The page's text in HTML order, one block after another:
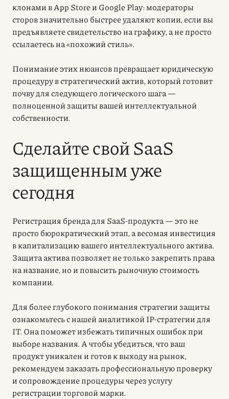
клонами в App Store и Google Play: модераторы
сторов значительно быстрее удаляют копии, если вы
предъявляете свидетельство на графику, а не просто
ссылаетесь на «похожий стиль».
Понимание этих нюансов превращает юридическую
процедуру в стратегический актив, который готовит
почву для следующего логического шага —
полноценной защиты вашей интеллектуальной
собственности.
Сделайте свой SaaS
защищенным уже
сегодня
Регистрация бренда для SaaS-продукта — это не
просто бюрократический этап, а весомая инвестиция
в капитализацию вашего интеллектуального актива.
Защита актива позволяет не только закрепить права
на название, но и повысить рыночную стоимость
компании.
Для более глубокого понимания стратегии защиты
ознакомьтесь с нашей аналитикой IP-стратегии для
IT. Она поможет избежать типичных ошибок при
выборе названия. А чтобы убедиться, что ваш
продукт уникален и готов к выходу на рынок,
рекомендуем заказать профессиональную проверку
и сопровождение процедуры через услугу
регистрации торговой марки.